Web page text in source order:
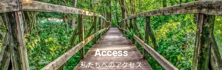
Access
私たちへのアクセス